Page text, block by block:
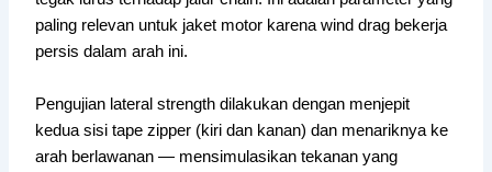
paling relevan untuk jaket motor karena wind drag bekerja
persis dalam arah ini.
Pengujian lateral strength dilakukan dengan menjepit
kedua sisi tape zipper (kiri dan kanan) dan menariknya ke
arah berlawanan — mensimulasikan tekanan yang